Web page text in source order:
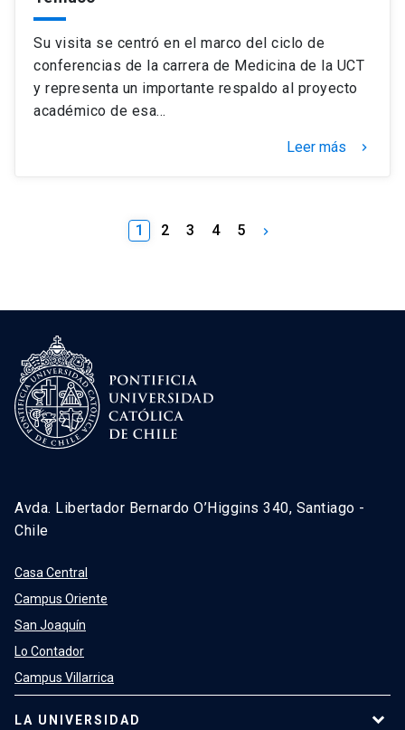
Su visita se centró en el marco del ciclo de
conferencias de la carrera de Medicina de la UCT
y representa un importante respaldo al proyecto
académico de esa…
Leer más keyboard_arrow_right
1 2 3 4 5 keyboard_arrow_right
Avda. Libertador Bernardo O’Higgins 340, Santiago -
Chile
Casa Central
Campus Oriente
San Joaquín
Lo Contador
Campus Villarrica
LA UNIVERSIDAD